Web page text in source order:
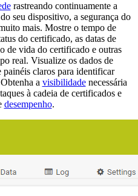
rastreando continuamente a
seu dispositivo, a segurança do
mais. Mostre o tempo de
do certificado, as datas de
de vida do certificado e outras
real. Visualize os dados de
claros para identificar
a visibilidadenecessária
à cadeia de certificados e
desempenho.